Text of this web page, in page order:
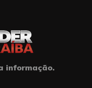
informação.